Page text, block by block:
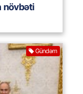
növbəti
Gündəm